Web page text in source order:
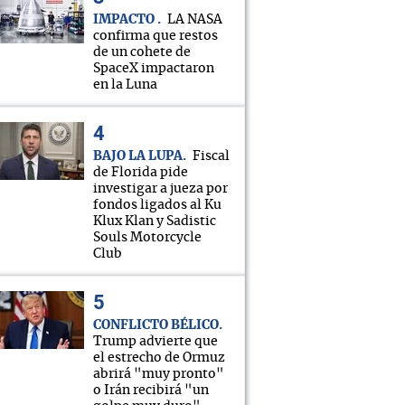
IMPACTO
LA NASA
confirma que restos
de un cohete de
SpaceX impactaron
en la Luna
BAJO LA LUPA
Fiscal
de Florida pide
investigar a jueza por
fondos ligados al Ku
Klux Klan y Sadistic
Souls Motorcycle
Club
CONFLICTO BÉLICO
Trump advierte que
el estrecho de Ormuz
abrirá "muy pronto"
o Irán recibirá "un